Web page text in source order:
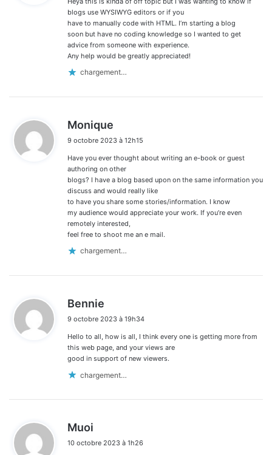
commentaires
:
blogs use WYSIWYG editors or if you
have to manually code with HTML. I’m starting a blog
soon but have no coding knowledge so I wanted to get
advice from someone with experience.
Any help would be greatly appreciated!
chargement…
Monique
t
:
9 octobre 2023 à 12h15
Have you ever thought about writing an e-book or guest
authoring on other
blogs? I have a blog based upon on the same information you
discuss and would really like
to have you share some stories/information. I know
my audience would appreciate your work. If you’re even
remotely interested,
feel free to shoot me an e mail.
chargement…
Bennie
t
:
9 octobre 2023 à 19h34
Hello to all, how is all, I think every one is getting more from
this web page, and your views are
good in support of new viewers.
chargement…
Muoi
t
10 octobre 2023 à 1h26